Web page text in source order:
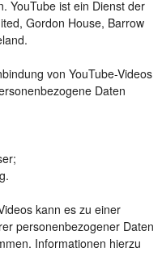
YouTube ist ein Dienst der
Gordon House, Barrow
von YouTube-Videos
Daten
kann es zu einer
personenbezogener Daten
Informationen hierzu